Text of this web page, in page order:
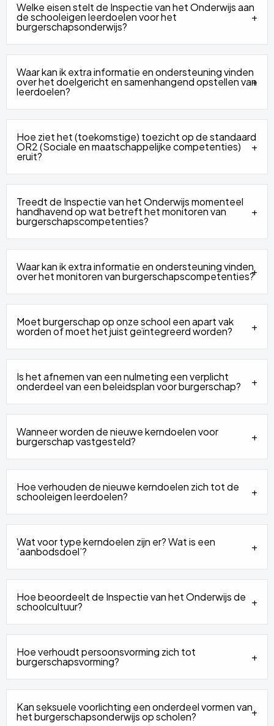
Welke eisen stelt de Inspectie van het Onderwijs aan
de schooleigen leerdoelen voor het
burgerschapsonderwijs?
Waar kan ik extra informatie en ondersteuning vinden
over het doelgericht en samenhangend opstellen van
leerdoelen?
Hoe ziet het (toekomstige) toezicht op de standaard
OR2 (Sociale en maatschappelijke competenties)
eruit?
Treedt de Inspectie van het Onderwijs momenteel
handhavend op wat betreft het monitoren van
burgerschapscompetenties?
Waar kan ik extra informatie en ondersteuning vinden
over het monitoren van burgerschapscompetenties?
Moet burgerschap op onze school een apart vak
worden of moet het juist geïntegreerd worden?
Is het afnemen van een nulmeting een verplicht
onderdeel van een beleidsplan voor burgerschap?
Wanneer worden de nieuwe kerndoelen voor
burgerschap vastgesteld?
Hoe verhouden de nieuwe kerndoelen zich tot de
schooleigen leerdoelen?
Wat voor type kerndoelen zijn er? Wat is een
‘aanbodsdoel’?
Hoe beoordeelt de Inspectie van het Onderwijs de
schoolcultuur?
Hoe verhoudt persoonsvorming zich tot
burgerschapsvorming?
Kan seksuele voorlichting een onderdeel vormen van
het burgerschapsonderwijs op scholen?